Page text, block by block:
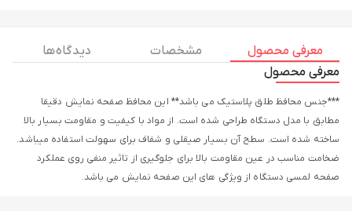
معرفی محصول مشخصات
دیدگاه ها
معرفی محصول
***جنس محافظ طلق پلاستیک می باشد** این محافظ صفحه نمایش دقیقا
مطابق با مدل دستگاه طراحی شده است. از مواد با کیفیت و مقاومت بسیار بالا
ساخته شده است. سطح آن بسیار صیقلی و شفاف برای سهولت استفاده میباشد.
ضخامت مناسب در عین مقاومت بالا برای جلوگیری از تاثیر منفی روی عملکرد
صفحه لمسی دستگاه از ویژگی های این صفحه نمایش می باشد.